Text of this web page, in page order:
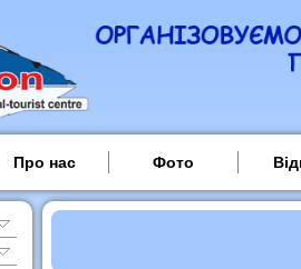
Про нас Фото